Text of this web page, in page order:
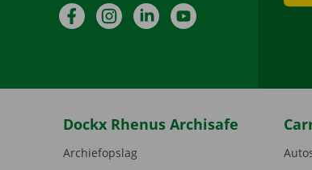
FacebookInstagramLinkedInYouTube
Dockx Rhenus Archisafe
Archiefopslag